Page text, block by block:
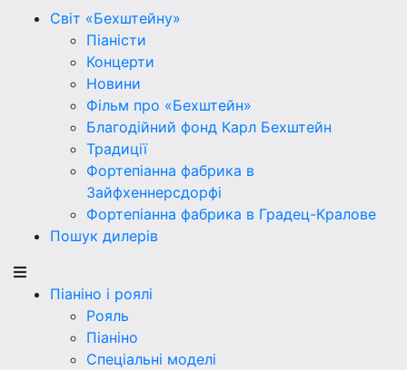
Світ «Бехштейну»
Піаністи
Концерти
Новини
Фільм про «Бехштейн»
Благодійний фонд Карл Бехштейн
Традиції
Фортепіанна фабрика в
Зайфхеннерсдорфi
Фортепіанна фабрика в Градец-Кралове
Пошук дилерів
Піаніно і роялі
Рояль
Піаніно
Спеціальні моделі